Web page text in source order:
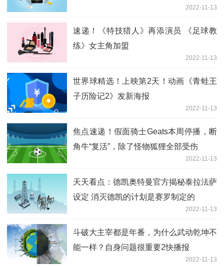
2022-11-13
速递！《特技猎人》再添演员 《足球教
练》女主角加盟
2022-11-13
世界球精选！上映第2天！动画《青蛙王
子历险记2》发新海报
2022-11-13
焦点速递！假面骑士Geats本周停播，断
角牛“复活”，除了怪物狐狸全部受伤
2022-11-13
天天看点：德凯奥特曼官方揭秘泰拉法萨
设定 消灭德凯的计划是赛罗制定的
2022-11-13
斗破大主宰都是年番，为什么武动乾坤不
能一样？自身问题很重要2快播报
2022-11-13